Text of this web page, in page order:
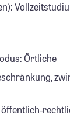
Örtliche